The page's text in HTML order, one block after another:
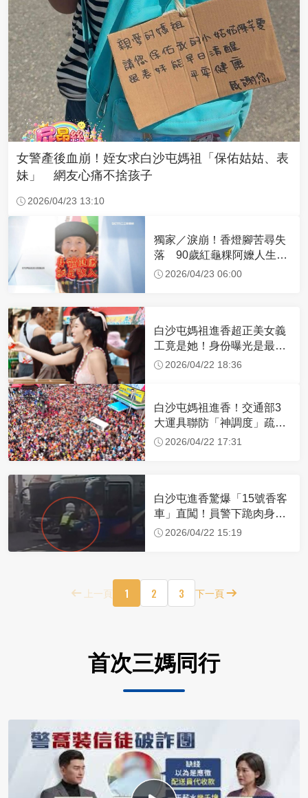
女警產後血崩！姪女求白沙屯媽祖「保佑姑姑、表
妹」 網友心痛不捨孩子
2026/04/23 13:10
獨家／淚崩！香燈腳苦尋失
落 90歲紅龜粿阿嬤人生謝
幕2026/04/23 06:00
白沙屯媽祖進香超正美女義
工竟是她！身份曝光是最美
禮生 一輩子不結婚
2026/04/22 18:36
白沙屯媽祖進香！交通部3
大運具聯防「神調度」疏運
32.1萬創新高
2026/04/22 17:31
白沙屯進香驚爆「15號香客
車」直闖！員警下跪肉身擋
車：讓行人先過
2026/04/22 15:19
上一頁 1 2 3 下一頁
首次三媽同行